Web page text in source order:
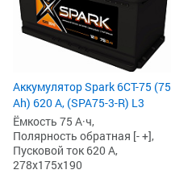
Аккумулятор Spark 6СТ-75 (75
Ah) 620 А, (SPA75-3-R) L3
Ёмкость 75 А·ч,
Полярность обратная [- +],
Пусковой ток 620 А,
278x175x190